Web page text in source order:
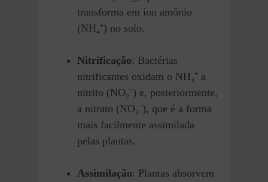
transforma em íon amônio
(NH₄⁺) no solo.
Nitrificação: Bactérias
nitrificantes oxidam o NH₄⁺ a
nitrito (NO₂⁻) e, posteriormente,
a nitrato (NO₃⁻), que é a forma
mais facilmente assimilada
pelas plantas.
Assimilação: Plantas absorvem